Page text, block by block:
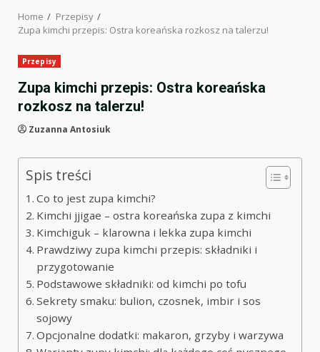
Home
Przepisy
Zupa kimchi przepis: Ostra koreańska rozkosz na talerzu!
Przepisy
Zupa kimchi przepis: Ostra koreańska
rozkosz na talerzu!
Zuzanna Antosiuk
Spis treści
Co to jest zupa kimchi?
Kimchi jjigae – ostra koreańska zupa z kimchi
Kimchiguk – klarowna i lekka zupa kimchi
Prawdziwy zupa kimchi przepis: składniki i
przygotowanie
Podstawowe składniki: od kimchi po tofu
Sekrety smaku: bulion, czosnek, imbir i sos
sojowy
Opcjonalne dodatki: makaron, grzyby i warzywa